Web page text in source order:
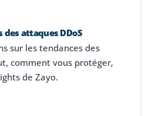
attaques DDoS
sur les tendances des
comment vous protéger,
de Zayo.